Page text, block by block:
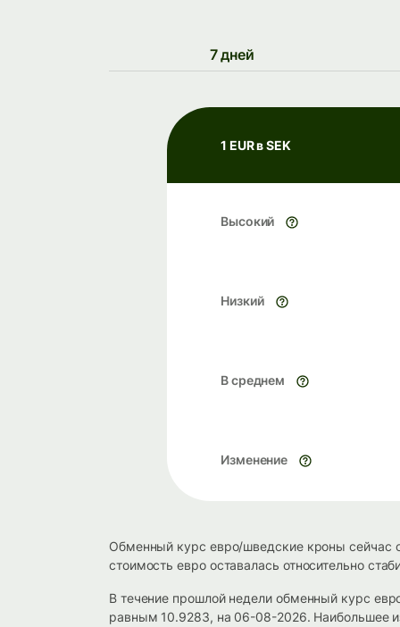
7 дней
1 EUR в SEK
Высокий
Низкий
В среднем
Изменение
Обменный курс евро/шведские кроны сейчас
стоимость евро оставалась относительно
В течение прошлой недели обменный курс
равным 10.9283, на 06-08-2026. Наибольшее